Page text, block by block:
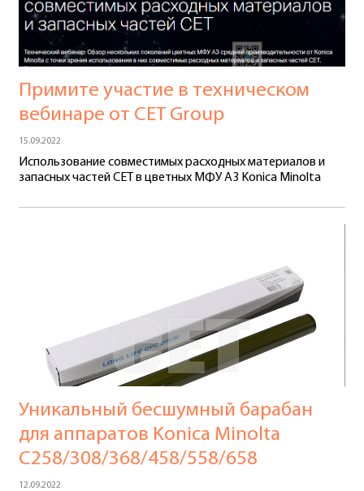
Примите участие в техническом
вебинаре от СЕТ Group
15.09.2022
Использование совместимых расходных материалов и
запасных частей CET в цветных МФУ А3 Konica Minolta
Уникальный бесшумный барабан
для аппаратов Konica Minolta
C258/308/368/458/558/658
12.09.2022